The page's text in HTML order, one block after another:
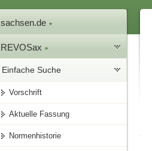
sachsen.de
REVOSax
Einfache Suche
Vorschrift
Aktuelle Fassung
Normenhistorie